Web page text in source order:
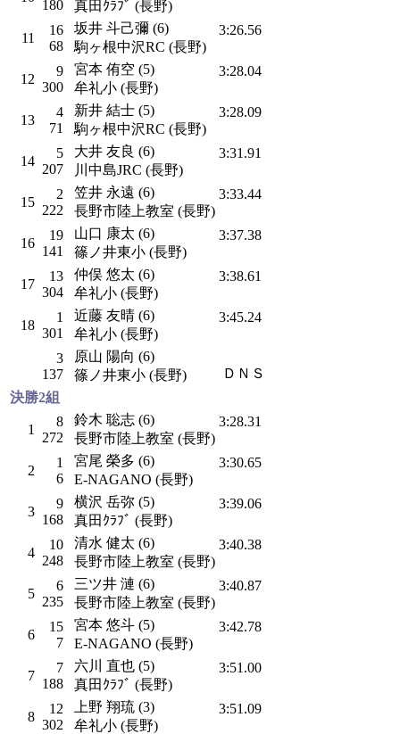
180 真田ｸﾗﾌﾞ (長野)
11
16
68
坂井 斗己彌 (6)
駒ヶ根中沢RC (長野)
3:26.56
12
9
300
宮本 侑空 (5)
牟礼小 (長野)
3:28.04
13
4
71
新井 結士 (5)
駒ヶ根中沢RC (長野)
3:28.09
14
5
207
大井 友良 (6)
川中島JRC (長野)
3:31.91
15
2
222
笠井 永遠 (6)
長野市陸上教室 (長野)
3:33.44
16
19
141
山口 康太 (6)
篠ノ井東小 (長野)
3:37.38
17
13
304
仲俣 悠太 (6)
牟礼小 (長野)
3:38.61
18
1
301
近藤 友晴 (6)
牟礼小 (長野)
3:45.24
3
137
原山 陽向 (6)
篠ノ井東小 (長野)
ＤＮＳ
決勝2組
1
8
272
鈴木 聡志 (6)
長野市陸上教室 (長野)
3:28.31
2
1
6
宮尾 榮多 (6)
E-NAGANO (長野)
3:30.65
3
9
168
横沢 岳弥 (5)
真田ｸﾗﾌﾞ (長野)
3:39.06
4
10
248
清水 健太 (6)
長野市陸上教室 (長野)
3:40.38
5
6
235
三ツ井 漣 (6)
長野市陸上教室 (長野)
3:40.87
6
15
7
宮本 悠斗 (5)
E-NAGANO (長野)
3:42.78
7
7
188
六川 直也 (5)
真田ｸﾗﾌﾞ (長野)
3:51.00
8
12
302
上野 翔琉 (3)
牟礼小 (長野)
3:51.09